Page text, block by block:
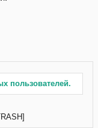
пользователей.